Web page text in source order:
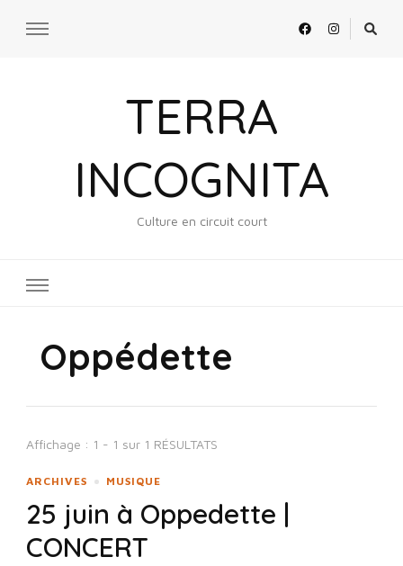
TERRA
INCOGNITA
Culture en circuit court
Oppédette
Affichage : 1 - 1 sur 1 RÉSULTATS
ARCHIVES MUSIQUE
25 juin à Oppedette |
CONCERT